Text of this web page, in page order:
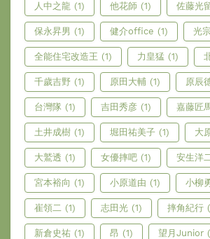
人中之龍 (1) 他花師 (1) 佐藤光
保永昇男 (1) 健介office (1) 光
全能住宅改造王 (1) 力皇猛 (1)
千歲吉野 (1) 原田大輔 (1) 原辰
台灣隊 (1) 吉田秀彦 (1) 嘉藤匠
土井成樹 (1) 堀田祐美子 (1) 大
大鷲透 (1) 女優摔吧 (1) 安生洋
宮本裕向 (1) 小原道由 (1) 小柳
崔領二 (1) 志田光 (1) 摔角紀行
新倉史祐 (1) 昂 (1) 望月Junior